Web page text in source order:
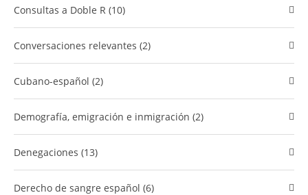
Consultas a Doble R (10)
Conversaciones relevantes (2)
cubano-español (2)
Demografía, emigración e inmigración (2)
Denegaciones (13)
Derecho de sangre español (6)